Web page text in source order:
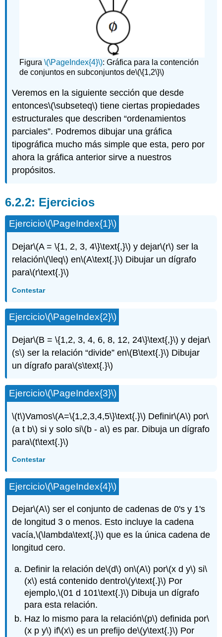
Figura\(\PageIndex{4}\): Gráfica para la contención
de conjuntos en subconjuntos de\(\{1,2\}\)
Veremos en la siguiente sección que desde
entonces\(\subseteq\) tiene ciertas propiedades
estructurales que describen “ordenamientos
parciales”. Podremos dibujar una gráfica
tipográfica mucho más simple que esta, pero por
ahora la gráfica anterior sirve a nuestros
propósitos.
Ejercicios
Ejercicio\(\PageIndex{1}\)
Dejar\(A = \{1, 2, 3, 4\}\text{,}\) y dejar\(r\) ser la
relación\(\leq\) en\(A\text{.}\) Dibujar un dígrafo
para\(r\text{.}\)
Contestar
Ejercicio\(\PageIndex{2}\)
Dejar\(B = \{1,2, 3, 4, 6, 8, 12, 24\}\text{,}\) y dejar\
(s\) ser la relación “divide” en\(B\text{.}\) Dibujar
un dígrafo para\(s\text{.}\)
Ejercicio\(\PageIndex{3}\)
\(t\)Vamos\(A=\{1,2,3,4,5\}\text{.}\) Definir\(A\) por\
(a t b\) si y solo si\(b - a\) es par. Dibuja un dígrafo
para\(t\text{.}\)
Contestar
Ejercicio\(\PageIndex{4}\)
Dejar\(A\) ser el conjunto de cadenas de 0's y 1's
de longitud 3 o menos. Esto incluye la cadena
vacía,\(\lambda\text{,}\) que es la única cadena de
longitud cero.
Definir la relación de\(d\) on\(A\) por\(x d y\) si\
(x\) está contenido dentro\(y\text{.}\) Por
ejemplo,\(01 d 101\text{.}\) Dibuja un dígrafo
para esta relación.
Haz lo mismo para la relación\(p\) definida por\
(x p y\) if\(x\) es un prefijo de\(y\text{.}\) Por